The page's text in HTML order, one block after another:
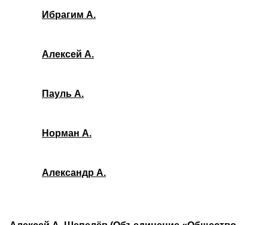
Ибрагим А.
Алексей А.
Пауль А.
Норман А.
Александр А.